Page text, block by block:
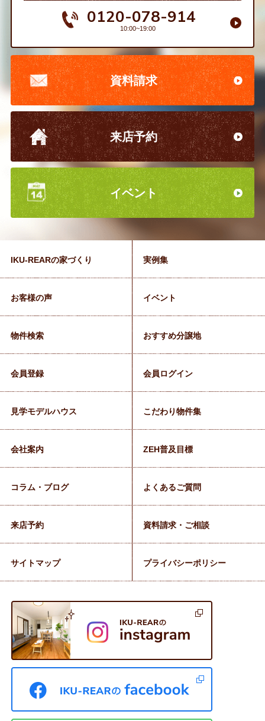
0120-078-914
10:00~19:00
資料請求
来店予約
イベント
IKU-REARの家づくり 実例集
お客様の声 イベント
物件検索 おすすめ分譲地
会員登録 会員ログイン
見学モデルハウス こだわり物件集
会社案内 ZEH普及目標
コラム・ブログ よくあるご質問
来店予約 資料請求・ご相談
サイトマップ プライバシーポリシー